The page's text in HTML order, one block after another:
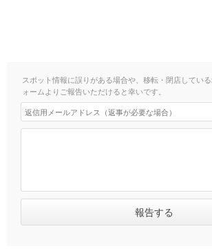
スポット情報に誤りがある場合や、移転・閉店してい
ォームよりご報告いただけると幸いです。